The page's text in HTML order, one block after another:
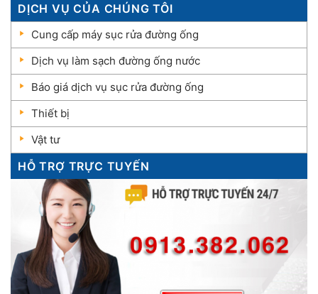
DỊCH VỤ CỦA CHÚNG TÔI
Cung cấp máy sục rửa đường ống
Dịch vụ làm sạch đường ống nước
Báo giá dịch vụ sục rửa đường ống
Thiết bị
Vật tư
HỖ TRỢ TRỰC TUYẾN